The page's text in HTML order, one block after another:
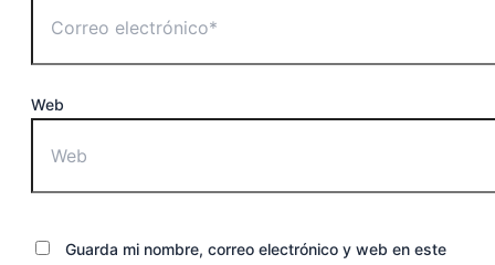
Web
Guarda mi nombre, correo electrónico y web en este